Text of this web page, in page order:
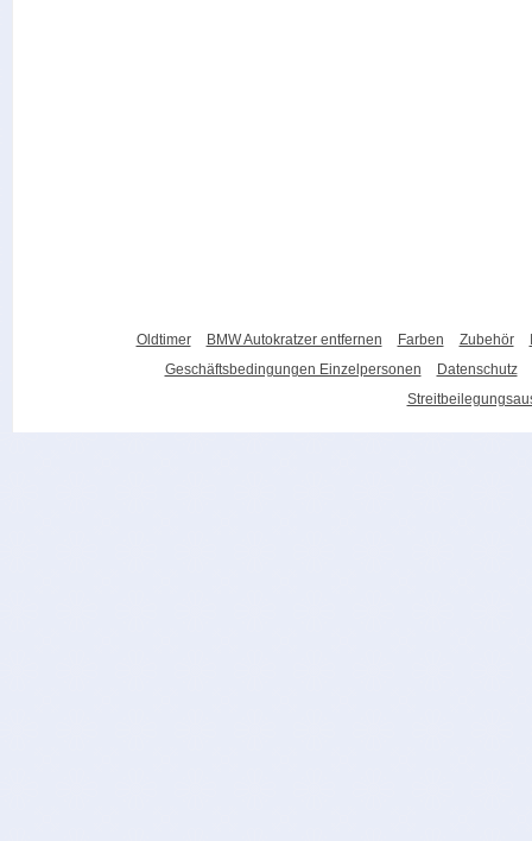
Oldtimer BMW Autokratzer entfernen Farben Zubehör
Geschäftsbedingungen Einzelpersonen
Datenschutz